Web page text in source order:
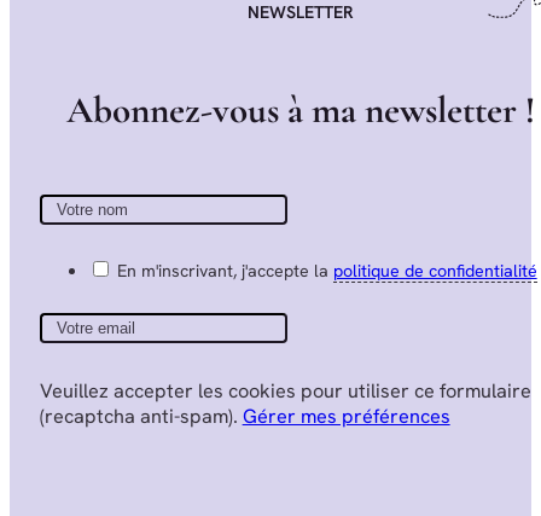
NEWSLETTER
Abonnez-vous àmanewsletter !
En m'inscrivant, j'accepte la politique de confidentialité
Veuillez accepter les cookies pour utiliser ce formulaire
(recaptcha anti-spam). Gérer mes préférences